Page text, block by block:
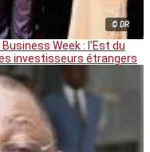
© DR
Week : l’Est du
investisseurs étrangers